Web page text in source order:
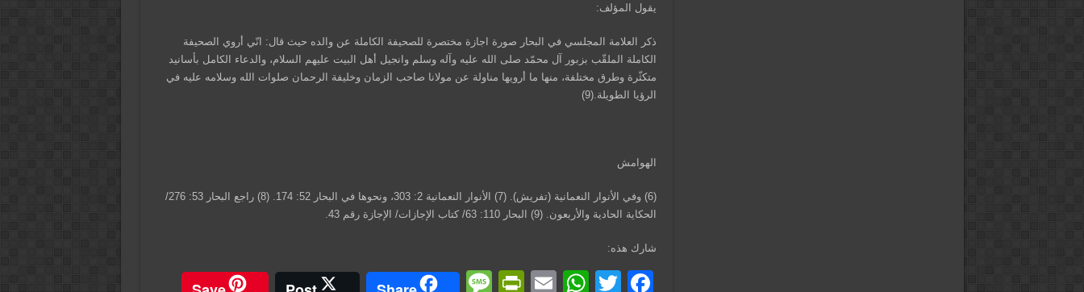
يقول المؤلف:
ذكر العلامة المجلسي في البحار صورة اجازة مختصرة للصحيفة الكاملة عن والده حيث قال: انّي أروي الصحيفة
الكاملة الملقّب بزبور آل محمّد صلى الله عليه وآله وسلم وانجيل أهل البيت عليهم السلام، والدعاء الكامل بأسانيد
متكثّرة وطرق مختلفة، منها ما أرويها مناولة عن مولانا صاحب الزمان وخليفة الرحمان صلوات الله وسلامه عليه في
الرؤيا الطويلة.(9)
الهوامش
(6) وفي الأنوار النعمانية (تفريش). (7) الأنوار النعمانية 2: 303، ونحوها في البحار 52: 174. (8) راجع البحار 53: 276/
الحكاية الحادية والأربعون. (9) البحار 110: 63/ كتاب الإجازات/ الإجازة رقم 43.
شارك هذه:
F
T
W
E
Pr
M